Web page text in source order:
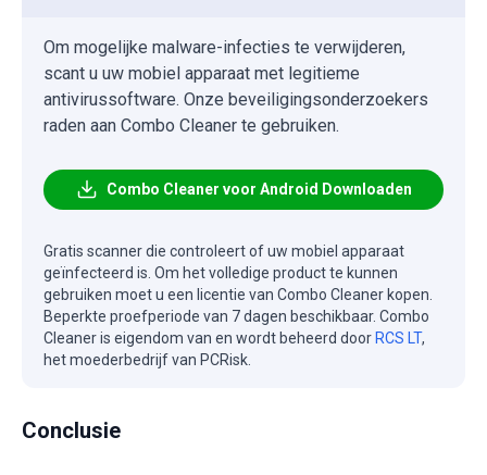
Om mogelijke malware-infecties te verwijderen,
scant u uw mobiel apparaat met legitieme
antivirussoftware. Onze beveiligingsonderzoekers
raden aan Combo Cleaner te gebruiken.
Combo Cleaner voor Android Downloaden
Gratis scanner die controleert of uw mobiel apparaat
geïnfecteerd is. Om het volledige product te kunnen
gebruiken moet u een licentie van Combo Cleaner kopen.
Beperkte proefperiode van 7 dagen beschikbaar. Combo
Cleaner is eigendom van en wordt beheerd door RCS LT,
het moederbedrijf van PCRisk.
Conclusie